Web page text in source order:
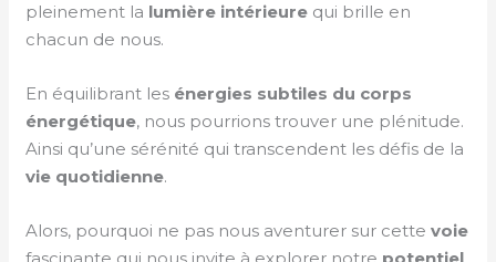
pleinement la lumière intérieure qui brille en
chacun de nous.
En équilibrant les énergies subtiles du corps
énergétique, nous pourrions trouver une plénitude.
Ainsi qu’une sérénité qui transcendent les défis de la
vie quotidienne.
Alors, pourquoi ne pas nous aventurer sur cettevoie